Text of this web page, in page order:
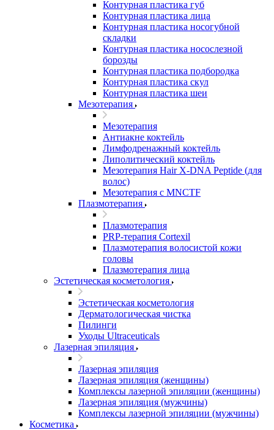
Контурная пластика губ
Контурная пластика лица
Контурная пластика носогубной
складки
Контурная пластика носослезной
борозды
Контурная пластика подбородка
Контурная пластика скул
Контурная пластика шеи
Мезотерапия
Мезотерапия
Антиакне коктейль
Лимфодренажный коктейль
Липолитический коктейль
Мезотерапия Hair X-DNA Peptide (для
волос)
Мезотерапия с МNCTF
Плазмотерапия
Плазмотерапия
PRP-терапия Cortexil
Плазмотерапия волосистой кожи
головы
Плазмотерапия лица
Эстетическая косметология
Эстетическая косметология
Дерматологическая чистка
Пилинги
Уходы Ultraceuticals
Лазерная эпиляция
Лазерная эпиляция
Лазерная эпиляция (женщины)
Комплексы лазерной эпиляции (женщины)
Лазерная эпиляция (мужчины)
Комплексы лазерной эпиляции (мужчины)
Косметика